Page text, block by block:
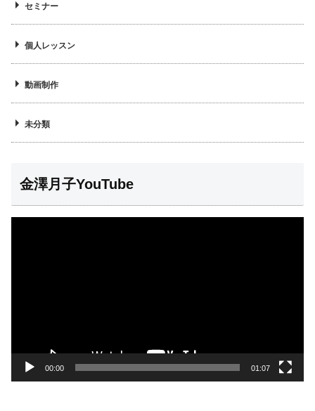
セミナー
個人レッスン
動画制作
未分類
金澤月子YouTube
00:00 01:07